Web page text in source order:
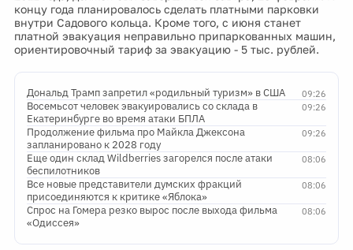
концу года планировалось сделать платными парковки
внутри Садового кольца. Кроме того, с июня станет
платной эвакуация неправильно припаркованных машин,
ориентировочный тариф за эвакуацию - 5 тыс. рублей.
09:26
Дональд Трамп запретил «родильный туризм» в США
09:26
Восемьсот человек эвакуировались со склада в
Екатеринбурге во время атаки БПЛА
09:26
Продолжение фильма про Майкла Джексона
запланировано к 2028 году
08:06
Еще один склад Wildberries загорелся после атаки
беспилотников
08:06
Все новые представители думских фракций
присоединяются к критике «Яблока»
08:06
Спрос на Гомера резко вырос после выхода фильма
«Одиссея»